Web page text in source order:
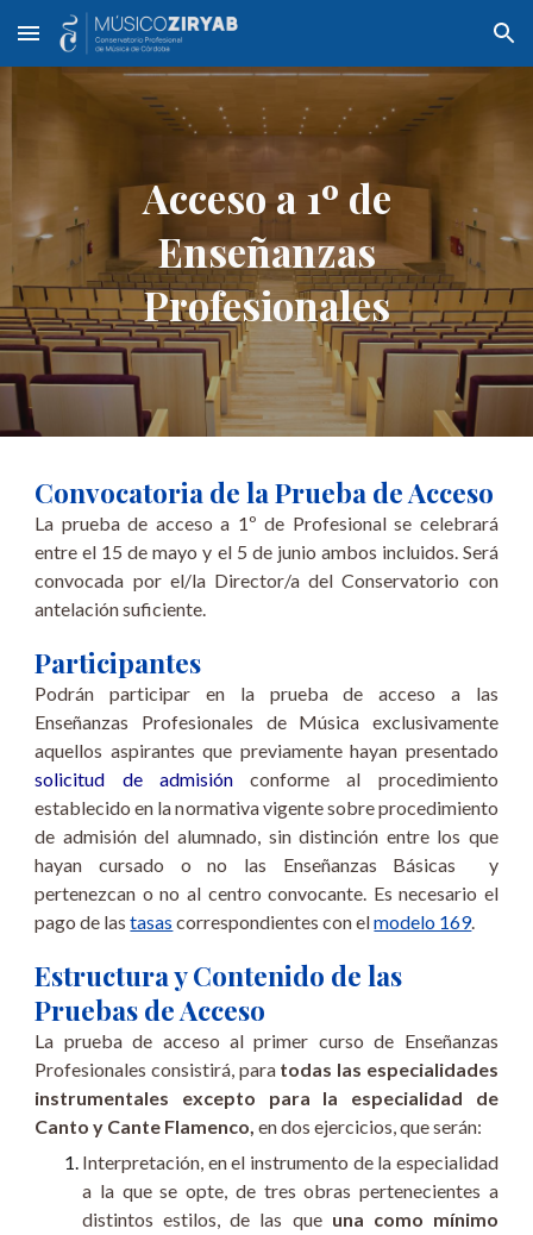
Skip to main content Skip to navigation
Acceso a 1º de
Enseñanzas
Profesionales
​Convocatoria de la Prueba de Acceso
La prueba de acceso a 1º de Profesional se celebrará
entre el 15 de mayo y el 5 de junio ambos incluidos. Será
convocada por el/la Director/a del Conservatorio con
antelación suficiente.
Participantes
Podrán participar en la prueba de acceso a las
Enseñanzas Profesionales de Música exclusivamente
aquellos aspirantes que previamente hayan presentado
solicitud de admisiónconforme al procedimiento
establecido en la normativa vigente sobre procedimiento
de admisión del alumnado, sin distinción entre los que
hayan cursado o no las Enseñanzas Básicas y
pertenezcan o no al centro convocante. Es necesario el
pago de lastasas correspondientes con elmodelo 169.
Estructura y Contenido de las
Pruebas de Acceso
La prueba de acceso al primer curso de Enseñanzas
Profesionales consistirá, para todas las especialidades
instrumentales excepto para la especialidad de
Canto y Cante Flamenco, en dos ejercicios, que serán:
Interpretación, en el instrumento de la especialidad
a la que se opte, de tres obras pertenecientes a
distintos estilos, de las que una como mínimo